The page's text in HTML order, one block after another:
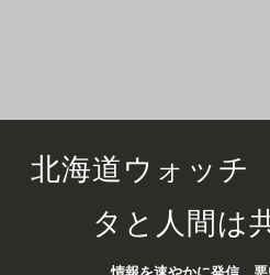
北海道ウォッチ
タと人間は